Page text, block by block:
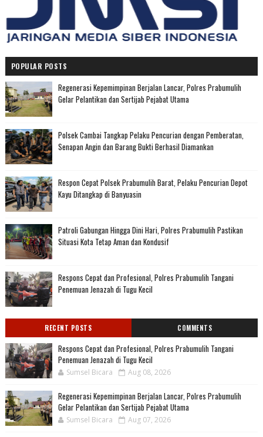
POPULAR POSTS
Regenerasi Kepemimpinan Berjalan Lancar, Polres Prabumulih
Gelar Pelantikan dan Sertijab Pejabat Utama
Polsek Cambai Tangkap Pelaku Pencurian dengan Pemberatan,
Senapan Angin dan Barang Bukti Berhasil Diamankan
Respon Cepat Polsek Prabumulih Barat, Pelaku Pencurian Depot
Kayu Ditangkap di Banyuasin
Patroli Gabungan Hingga Dini Hari, Polres Prabumulih Pastikan
Situasi Kota Tetap Aman dan Kondusif
Respons Cepat dan Profesional, Polres Prabumulih Tangani
Penemuan Jenazah di Tugu Kecil
RECENT POSTS COMMENTS
Respons Cepat dan Profesional, Polres Prabumulih Tangani
Penemuan Jenazah di Tugu Kecil
Sumsel Bicara Aug 08, 2026
Regenerasi Kepemimpinan Berjalan Lancar, Polres Prabumulih
Gelar Pelantikan dan Sertijab Pejabat Utama
Sumsel Bicara Aug 07, 2026